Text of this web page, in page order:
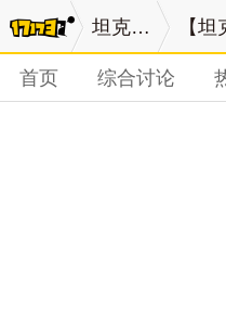
坦克世界 【坦
首页 综合讨论